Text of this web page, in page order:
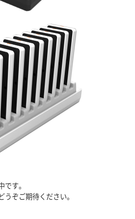
す。
ぞご期待ください。